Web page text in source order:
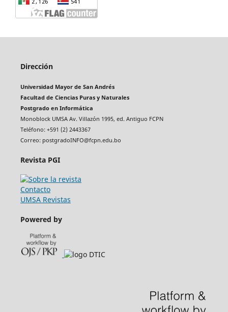
Dirección
Universidad Mayor de San Andrés
Facultad de Ciencias Puras y Naturales
Postgrado en Informática
Monoblock UMSA Av. Villazón 1995, ed. Antiguo FCPN
Teléfono: +591 (2) 2443367
Correo: postgradoINFO@fcpn.edu.bo
Revista PGI
Contacto
UMSA Revistas
Powered by